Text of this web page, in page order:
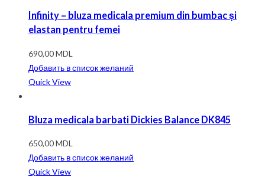
Infinity – bluza medicala premium din bumbac și
elastan pentru femei
690,00MDL
Добавить в список желаний
Quick View
Bluza medicala barbati Dickies Balance DK845
650,00MDL
Добавить в список желаний
Quick View